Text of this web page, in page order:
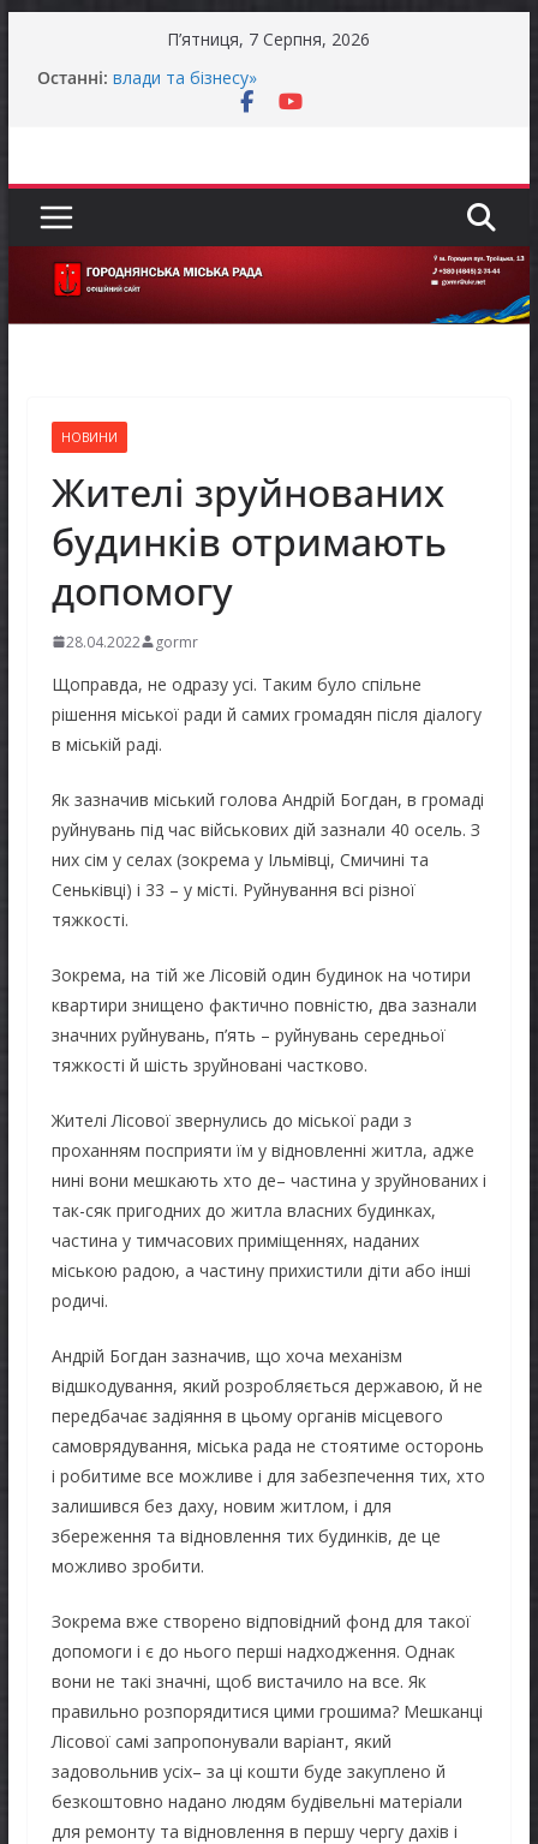
П’ятниця, 7 Серпня, 2026
Останні: Продовжується реалізація програми «Діалог
влади та бізнесу»
громади справжньою літньою спекою
присудження Премії Кабінету Міністрів України
за вагомий внесок у забезпечення
енергетичної стійкості України
До уваги представників бізнесу!
НОВИНИ
Жителі зруйнованих
будинків отримають
допомогу
28.04.2022 gormr
Щоправда, не одразу усі. Таким було спільне
рішення міської ради й самих громадян після діалогу
в міській раді.
Як зазначив міський голова Андрій Богдан, в громаді
руйнувань під час військових дій зазнали 40 осель. З
них сім у селах (зокрема у Ільмівці, Смичині та
Сеньківці) і 33 – у місті. Руйнування всі різної
тяжкості.
Зокрема, на тій же Лісовій один будинок на чотири
квартири знищено фактично повністю, два зазнали
значних руйнувань, п’ять – руйнувань середньої
тяжкості й шість зруйновані частково.
Жителі Лісової звернулись до міської ради з
проханням посприяти їм у відновленні житла, адже
нині вони мешкають хто де– частина у зруйнованих і
так-сяк пригодних до житла власних будинках,
частина у тимчасових приміщеннях, наданих
міською радою, а частину прихистили діти або інші
родичі.
Андрій Богдан зазначив, що хоча механізм
відшкодування, який розробляється державою, й не
передбачає задіяння в цьому органів місцевого
самоврядування, міська рада не стоятиме осторонь
і робитиме все можливе і для забезпечення тих, хто
залишився без даху, новим житлом, і для
збереження та відновлення тих будинків, де це
можливо зробити.
Зокрема вже створено відповідний фонд для такої
допомоги і є до нього перші надходження. Однак
вони не такі значні, щоб вистачило на все. Як
правильно розпорядитися цими грошима? Мешканці
Лісової самі запропонували варіант, який
задовольнив усіх– за ці кошти буде закуплено й
безкоштовно надано людям будівельні матеріали
для ремонту та відновлення в першу чергу дахів і